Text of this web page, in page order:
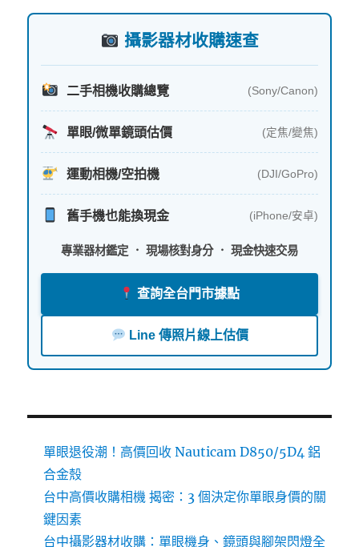
字:
攝影器材收購速查
二手相機收購總覽 (Sony/Canon)
單眼/微單鏡頭估價 (定焦/變焦)
運動相機/空拍機 (DJI/GoPro)
舊手機也能換現金 (iPhone/安卓)
專業器材鑑定 ． 現場核對身分 ． 現金快速交易
查詢全台門市據點
Line 傳照片線上估價
單眼退役潮！高價回收 Nauticam D850/5D4 鋁
合金殼
台中高價收購相機 揭密：3 個決定你單眼身價的關
鍵因素
台中攝影器材收購：單眼機身、鏡頭與腳架閃燈全